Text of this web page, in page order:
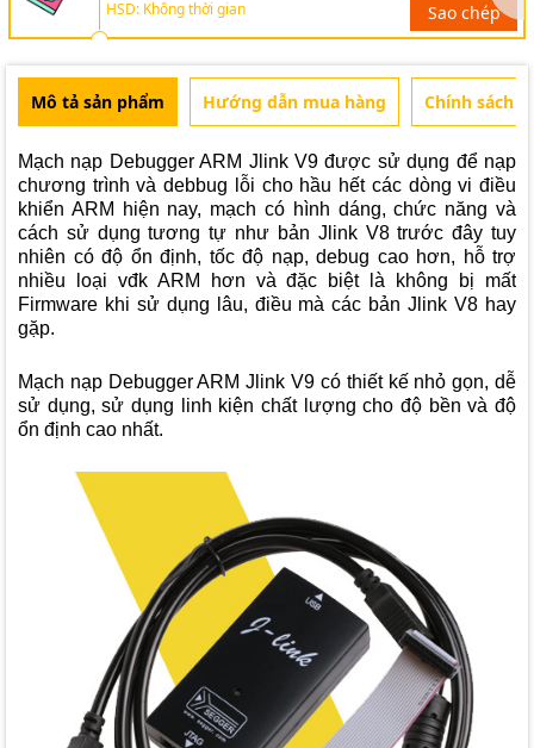
HSD: Không thời gian
Sao chép
Mô tả sản phẩm Hướng dẫn mua hàng Chính sách
Mạch nạp Debugger ARM Jlink V9 được sử dụng để nạp
chương trình và debbug lỗi cho hầu hết các dòng vi điều
khiển ARM hiện nay, mạch có hình dáng, chức năng và
cách sử dụng tương tự như bản Jlink V8 trước đây tuy
nhiên có độ ổn định, tốc độ nạp, debug cao hơn, hỗ trợ
nhiều loại vđk ARM hơn và đặc biệt là không bị mất
Firmware khi sử dụng lâu, điều mà các bản Jlink V8 hay
gặp.
Mạch nạp Debugger ARM Jlink V9 có thiết kế nhỏ gọn, dễ
sử dụng, sử dụng linh kiện chất lượng cho độ bền và độ
ổn định cao nhất.